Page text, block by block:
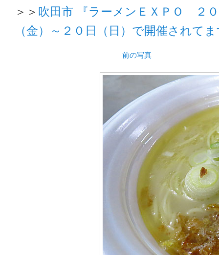
＞＞ 吹田市 『ラーメンＥＸＰＯ ２
（金）～２０日（日）で開催されて
前の写真